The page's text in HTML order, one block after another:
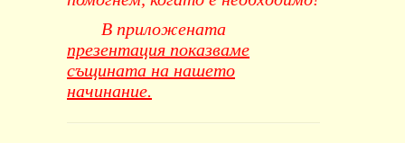
В приложената
презентация показваме
същината на нашето
начинание.